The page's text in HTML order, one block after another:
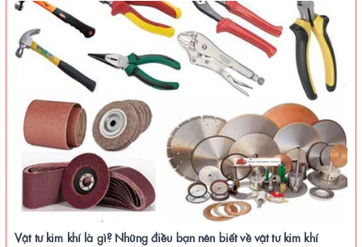
Vật tư kim khí là gì? Những điều bạn nên biết về vật tư kim khí